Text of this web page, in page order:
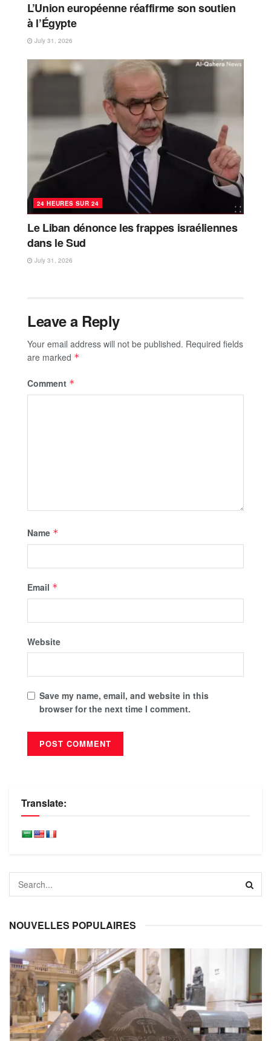
L’Union européenne réaffirme son soutien
à l’Égypte
July 31, 2026
24 HEURES SUR 24
Le Liban dénonce les frappes israéliennes
dans le Sud
July 31, 2026
Leave a Reply
Your email address will not be published. Required fields
are marked *
Comment *
Name *
Email *
Website
Save my name, email, and website in this
browser for the next time I comment.
Translate:
NOUVELLES POPULAIRES